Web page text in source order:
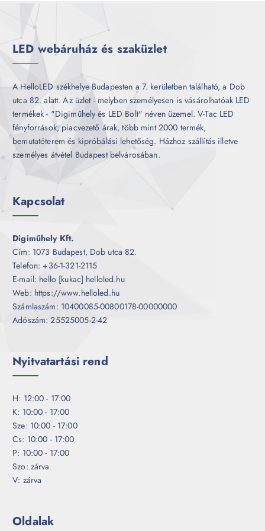
LED webáruház és szaküzlet
A HelloLED székhelye Budapesten a 7. kerületben található, a Dob
utca 82. alatt. Az üzlet - melyben személyesen is vásárolhatóak LED
termékek - "Digiműhely és LED Bolt" néven üzemel. V-Tac LED
fényforrások, piacvezető árak, több mint 2000 termék,
bemutatóterem és kipróbálási lehetőség. Házhoz szállítás illetve
személyes átvétel Budapest belvárosában.
Kapcsolat
Digiműhely Kft.
Cím: 1073 Budapest, Dob utca 82.
Telefon: +36-1-321-2115
E-mail: hello [kukac] helloled.hu
Web: https://www.helloled.hu
Számlaszám: 10400085-00800178-00000000
Adószám: 25525005-2-42
Nyitvatartási rend
H: 12:00 - 17:00
K: 10:00 - 17:00
Sze: 10:00 - 17:00
Cs: 10:00 - 17:00
P: 10:00 - 17:00
Szo: zárva
V: zárva
Oldalak